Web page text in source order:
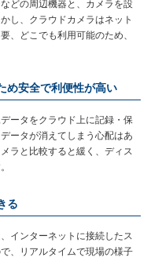
どの周辺機器と、カメラを設
し、クラウドカメラはネット
、どこでも利用可能のため、
め安全で利便性が高い
ータをクラウド上に記録・保
ータが消えてしまう心配はあ
ラと比較すると緩く、ディス
る
インターネットに接続したス
、リアルタイムで現場の様子